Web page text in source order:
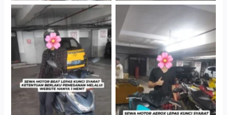
Cityplaza Jatinegara
Gedung Parkir P6A
Cityplaza Jatinegara
Gedung Parkir P6A